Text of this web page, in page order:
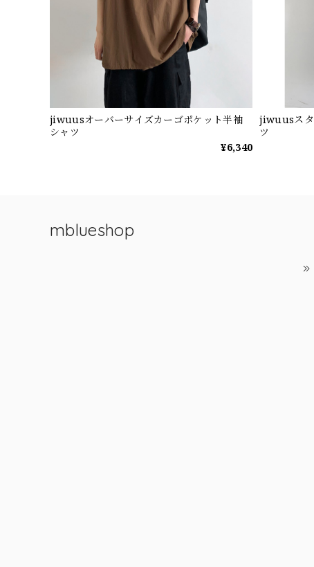
jiwuusオーバーサイズカーゴポケット半袖
シャツ
¥6,340
jiwuusスタ
ツ
mblueshop